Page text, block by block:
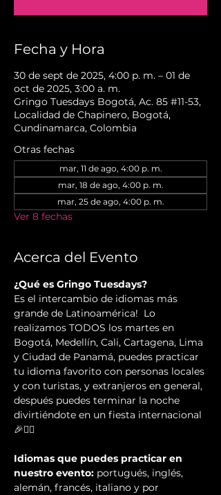
Fecha y Hora
30 de sept de 2025, 4:00 p. m. – 01 de
oct de 2025, 3:00 a. m.
Gringo Tuesdays Bogotá, Ac. 85 #11-53,
Localidad de Chapinero, Bogotá,
Cundinamarca, Colombia
Otras fechas
mar, 11 de ago, 4:00 p. m.
mar, 18 de ago, 4:00 p. m.
mar, 25 de ago, 4:00 p. m.
Ver 8 fechas
Acerca del Evento
¿Qué es Gringo Tuesdays?
Es el intercambio de idiomas más
grande de Latinoamérica!  Lo
realizamos TODOS los martes en
Bogotá, Medellín, Cali, Cartagena, Lima
y Ciudad de Panamá, puedes practicar
tu idioma favorito con personas locales
y con turistas, y extranjeros en general,
después puedes terminar la noche
divirtiéndote en un fiesta internacional
🎉✌🏻️
Idiomas que puedes practicar en
nuestro evento: portugués, inglés,
alemán, francés, italiano y por